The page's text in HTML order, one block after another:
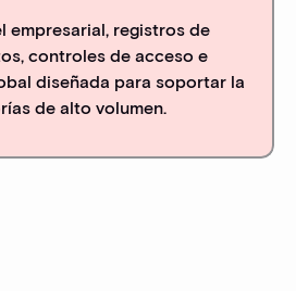
empresarial, registros de
controles de acceso e
diseñada para soportar la
de alto volumen.